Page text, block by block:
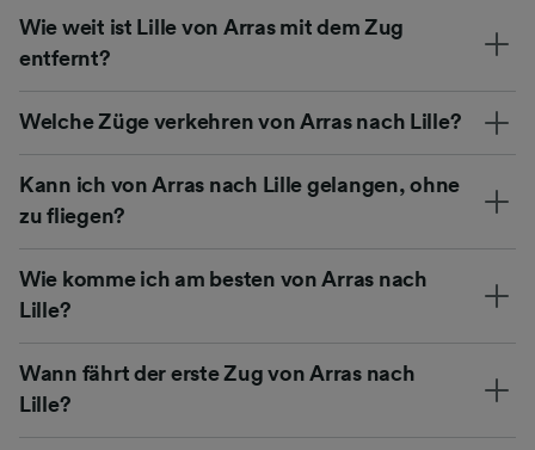
Wie weit ist Lille von Arras mit dem Zug
entfernt?
Welche Züge verkehren von Arras nach Lille?
Kann ich von Arras nach Lille gelangen, ohne
zu fliegen?
Wie komme ich am besten von Arras nach
Lille?
Wann fährt der erste Zug von Arras nach
Lille?